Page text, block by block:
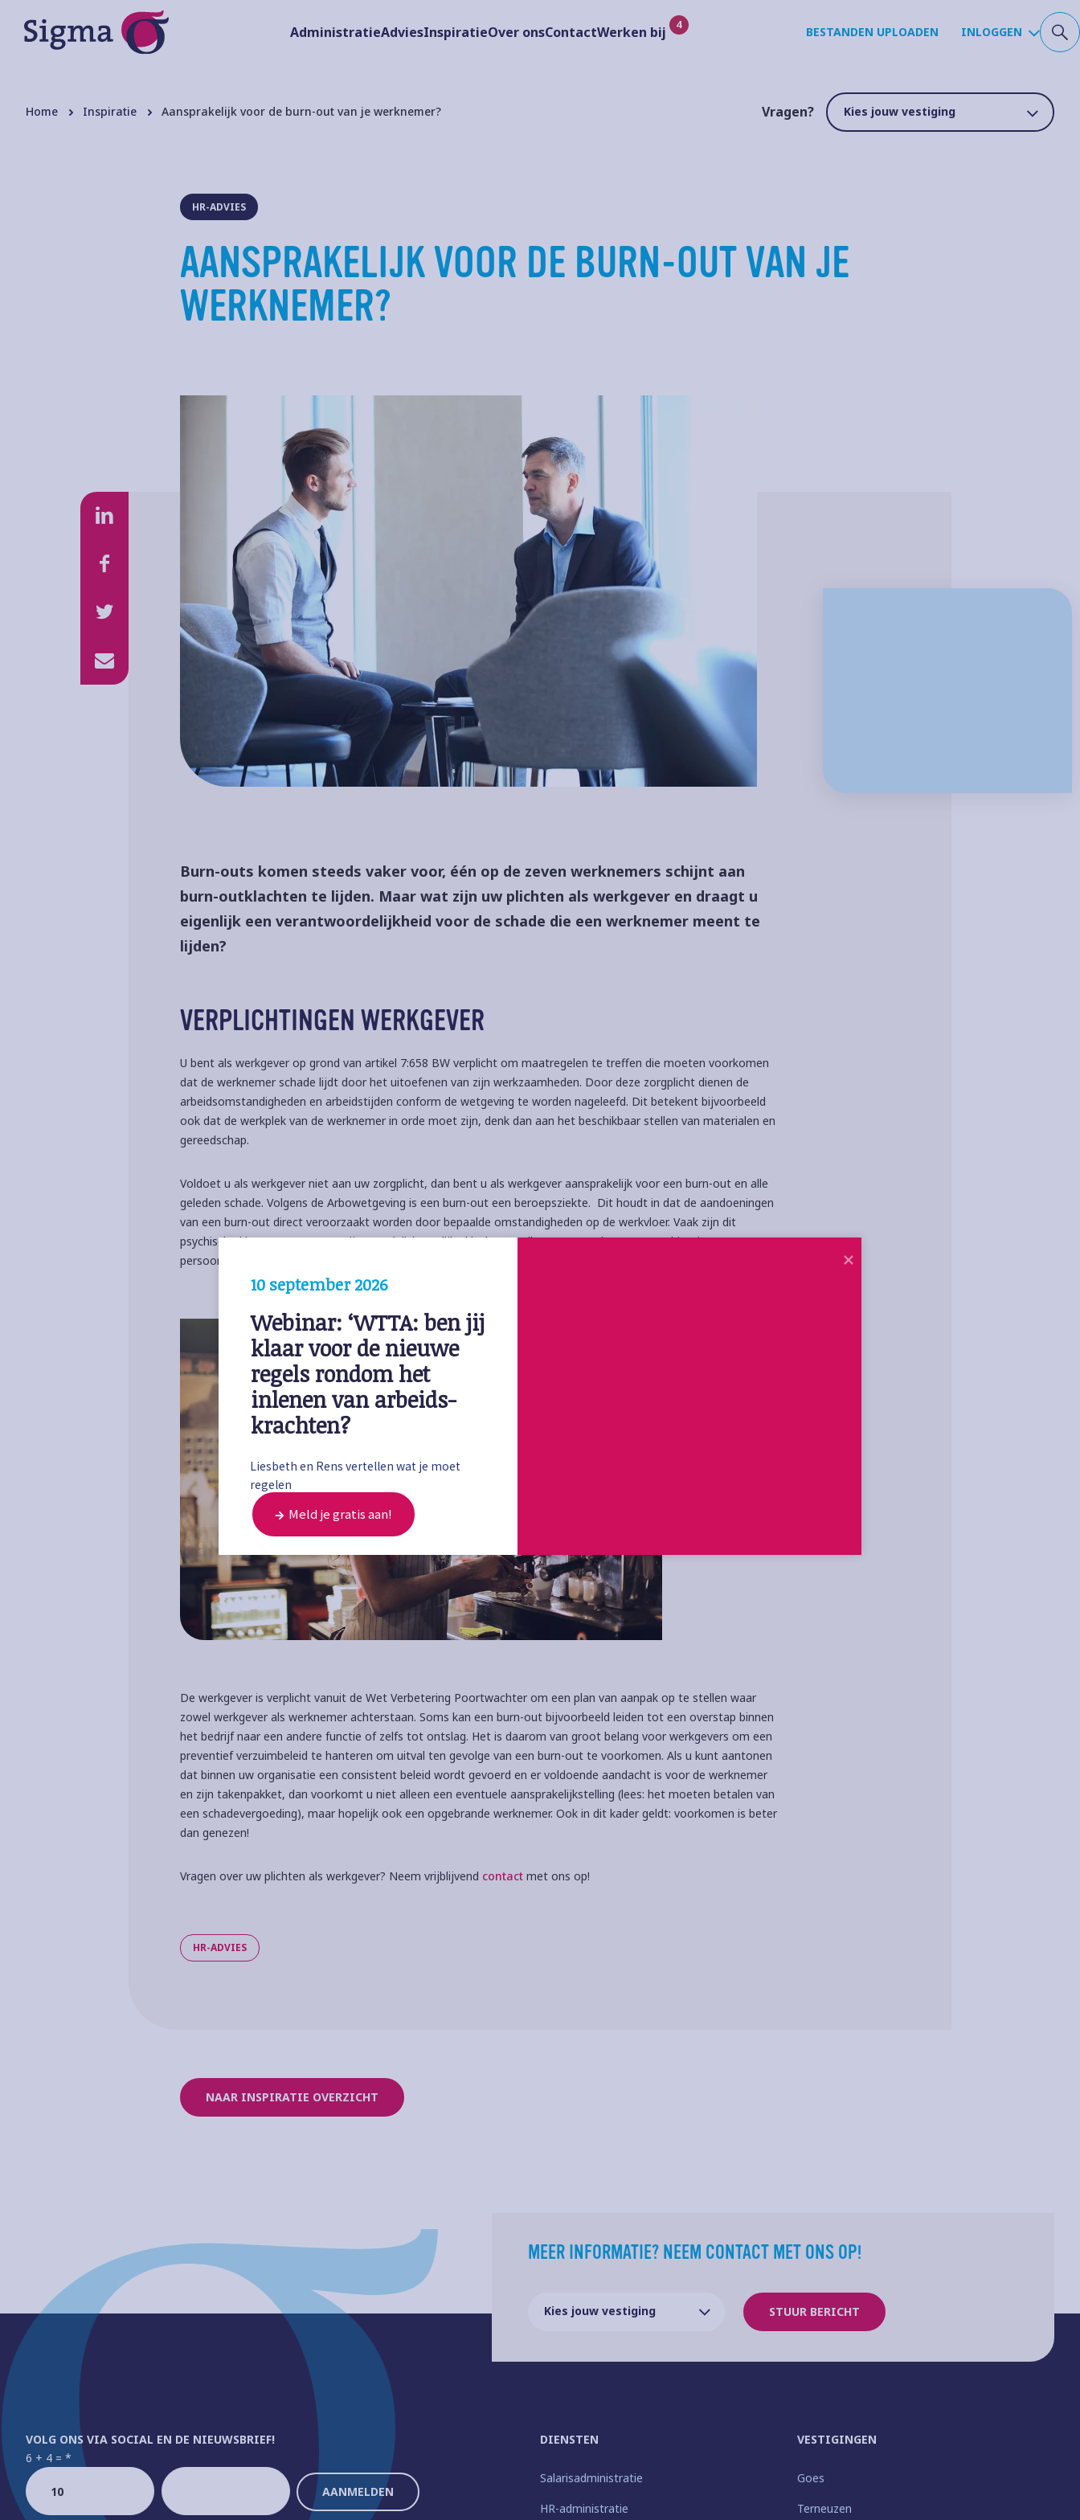
AdministratieAdviesInspiratieOver onsContactWerken bij BESTANDEN UPLOADEN INLOGGEN
Home Inspiratie Aansprakelijk voor de burn-out van je werknemer? Vragen?
HR-ADVIES
AANSPRAKELIJK VOOR DE BURN-OUT VAN JE
WERKNEMER?
Burn-outs komen steeds vaker voor, één op de zeven werknemers schijnt aan
burn-outklachten te lijden. Maar wat zijn uw plichten als werkgever en draagt u
eigenlijk een verantwoordelijkheid voor de schade die een werknemer meent te
lijden?
VERPLICHTINGEN WERKGEVER
U bent als werkgever op grond van artikel 7:658 BW verplicht om maatregelen te treffen die moeten voorkomen
dat de werknemer schade lijdt door het uitoefenen van zijn werkzaamheden. Door deze zorgplicht dienen de
arbeidsomstandigheden en arbeidstijden conform de wetgeving te worden nageleefd. Dit betekent bijvoorbeeld
ook dat de werkplek van de werknemer in orde moet zijn, denk dan aan het beschikbaar stellen van materialen en
gereedschap.
Voldoet u als werkgever niet aan uw zorgplicht, dan bent u als werkgever aansprakelijk voor een burn-out en alle
geleden schade. Volgens de Arbowetgeving is een burn-out een beroepsziekte. Dit houdt in dat de aandoeningen
van een burn-out direct veroorzaakt worden door bepaalde omstandigheden op de werkvloer. Vaak zijn dit
psychische klanten maar soms zijn er ook lichamelijke klachten welke ontstaan door een combinatie van
persoonlijke- en werk gerelateerde factoren.
De werkgever is verplicht vanuit de Wet Verbetering Poortwachter om een plan van aanpak op te stellen waar
zowel werkgever als werknemer achterstaan. Soms kan een burn-out bijvoorbeeld leiden tot een overstap binnen
het bedrijf naar een andere functie of zelfs tot ontslag. Het is daarom van groot belang voor werkgevers om een
preventief verzuimbeleid te hanteren om uitval ten gevolge van een burn-out te voorkomen. Als u kunt aantonen
dat binnen uw organisatie een consistent beleid wordt gevoerd en er voldoende aandacht is voor de werknemer
en zijn takenpakket, dan voorkomt u niet alleen een eventuele aansprakelijkstelling (lees: het moeten betalen van
een schadevergoeding), maar hopelijk ook een opgebrande werknemer. Ook in dit kader geldt: voorkomen is beter
dan genezen!
Vragen over uw plichten als werkgever? Neem vrijblijvend contact met ons op!
HR-ADVIES
NAAR INSPIRATIE OVERZICHT
MEER INFORMATIE? NEEM CONTACT MET ONS OP!
STUUR BERICHT
VOLG ONS VIA SOCIAL EN DE NIEUWSBRIEF!
6 + 4 = *
DIENSTEN
Salarisadministratie
HR-administratie
VESTIGINGEN
Goes
Terneuzen
Liesbeth en Rens vertellen wat je moet
regelen
10 september 2026
Webinar: ‘WTTA: ben jij
klaar voor de nieuwe
regels rondom het
inlenen van arbeids-
krachten?
Meld je gratis aan!